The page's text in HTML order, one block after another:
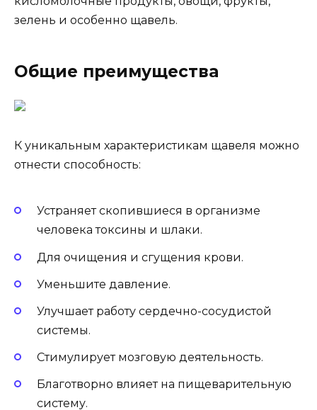
зелень и особенно щавель.
Общие преимущества
К уникальным характеристикам щавеля можно
отнести способность:
Устраняет скопившиеся в организме
человека токсины и шлаки.
Для очищения и сгущения крови.
Уменьшите давление.
Улучшает работу сердечно-сосудистой
системы.
Стимулирует мозговую деятельность.
Благотворно влияет на пищеварительную
систему.